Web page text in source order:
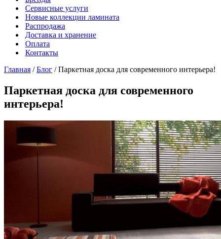
Сервисные услуги
Новые коллекции ламината
Распродажа
Доставка и хранение
Оплата
Контакты
Главная /Блог /Паркетная доска для современного интерьера!
Паркетная доска для современного
интерьера!